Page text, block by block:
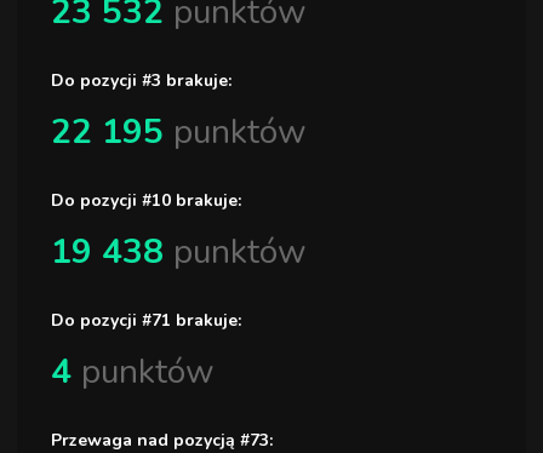
23 532 punktów
Do pozycji #3 brakuje:
22 195 punktów
Do pozycji #10 brakuje:
19 438 punktów
Do pozycji #71 brakuje:
4 punktów
Przewaga nad pozycją #73: